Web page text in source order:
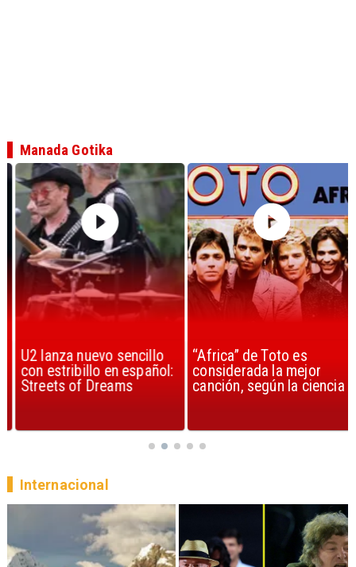
U2 lanza nuevo sencillo
con estribillo en español:
Streets of Dreams
“Africa” de Toto es
considerada la mejor
canción, según la ciencia
Manada Gotika
Internacional